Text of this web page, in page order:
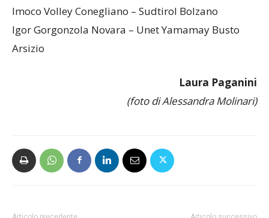
Imoco Volley Conegliano – Sudtirol Bolzano
Igor Gorgonzola Novara – Unet Yamamay Busto
Arsizio
Laura Paganini
(foto di Alessandra Molinari)